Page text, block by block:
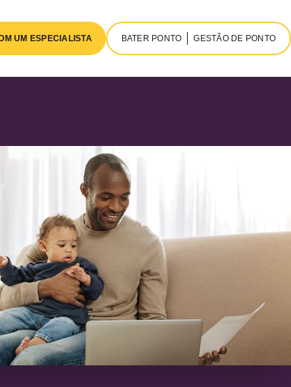
UM ESPECIALISTA BATER PONTO GESTÃO DE PONTO